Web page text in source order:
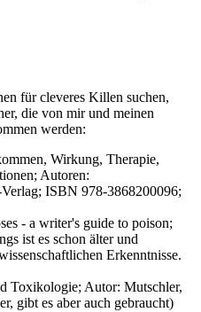
für cleveres Killen suchen,
die von mir und meinen
werden:
Wirkung, Therapie,
Autoren:
ISBN 978-3868200096;
- a writer's guide to poison;
ist es schon älter und
Erkenntnisse.
Toxikologie; Autor: Mutschler,
gibt es aber auch gebraucht)